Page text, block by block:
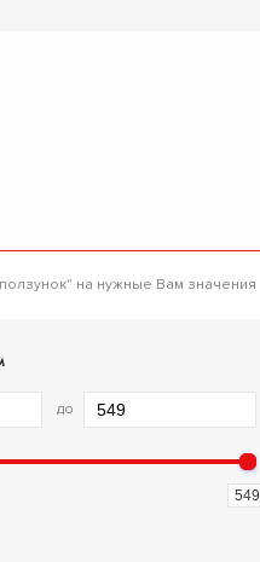
на нужные Вам значения
до
549